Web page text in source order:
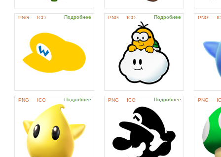
PNG ICO Подробнее PNG ICO Подробнее PNG
PNG ICO Подробнее PNG ICO Подробнее PNG